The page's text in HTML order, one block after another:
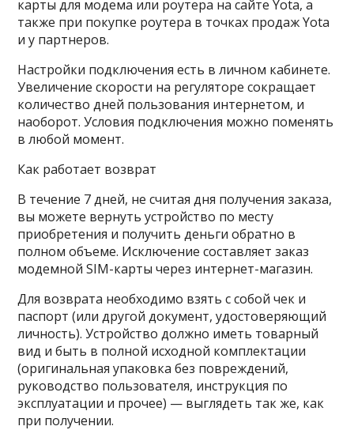
карты для модема или роутера на сайте Yota, а
также при покупке роутера в точках продаж Yota
и у партнеров.
Настройки подключения есть в личном кабинете.
Увеличение скорости на регуляторе сокращает
количество дней пользования интернетом, и
наоборот. Условия подключения можно поменять
в любой момент.
Как работает возврат
В течение 7 дней, не считая дня получения заказа,
вы можете вернуть устройство по месту
приобретения и получить деньги обратно в
полном объеме. Исключение составляет заказ
модемной SIM-карты через интернет-магазин.
Для возврата необходимо взять с собой чек и
паспорт (или другой документ, удостоверяющий
личность). Устройство должно иметь товарный
вид и быть в полной исходной комплектации
(оригинальная упаковка без повреждений,
руководство пользователя, инструкция по
эксплуатации и прочее) — выглядеть так же, как
при получении.